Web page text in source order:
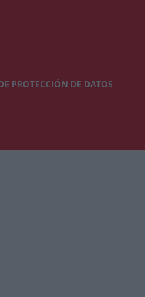
PROTECCIÓN DE DATOS